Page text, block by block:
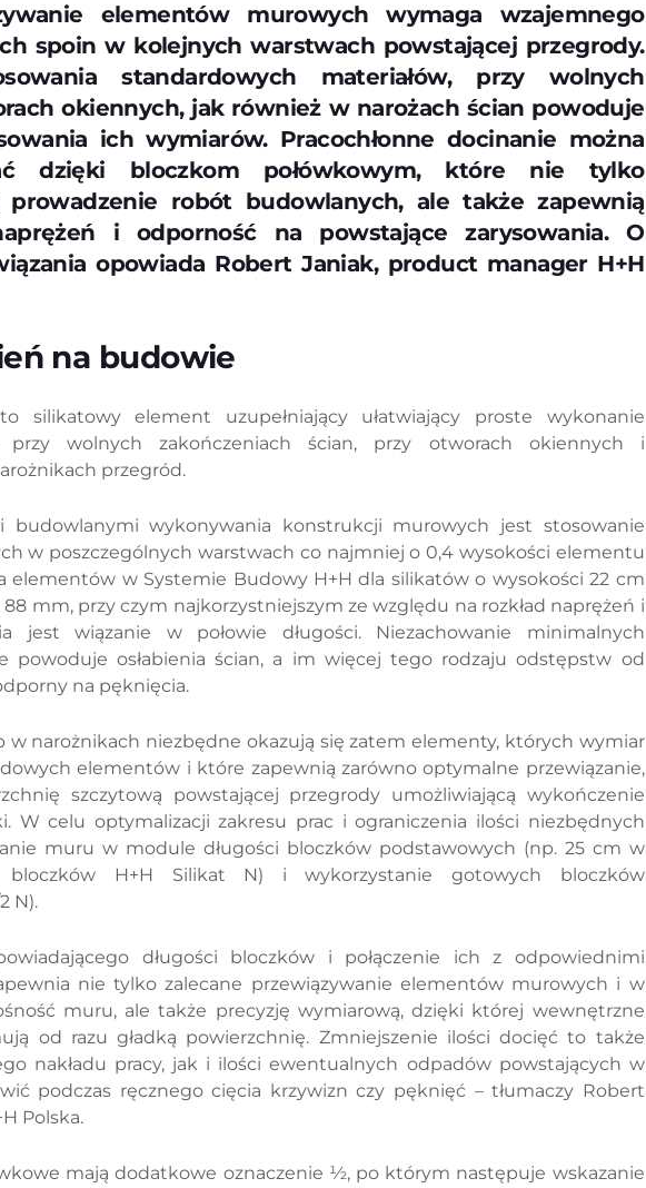
elementów murowych wymaga wzajemnego
spoin w kolejnych warstwach powstającej przegrody.
standardowych materiałów, przy wolnych
okiennych, jak również w narożach ścian powoduje
ich wymiarów. Pracochłonne docinanie można
dzięki bloczkom połówkowym, które nie tylko
prowadzenie robót budowlanych, ale także zapewnią
i odporność na powstające zarysowania. O
opowiada Robert Janiak, product manager H+H
na budowie
silikatowy element uzupełniający ułatwiający proste wykonanie
przy wolnych zakończeniach ścian, przy otworach okiennych i
przegród.
budowlanymi wykonywania konstrukcji murowych jest stosowanie
w poszczególnych warstwach co najmniej o 0,4 wysokości elementu
elementów w Systemie Budowy H+H dla silikatów o wysokości 22 cm
mm, przy czym najkorzystniejszym ze względu na rozkład naprężeń i
jest wiązanie w połowie długości. Niezachowanie minimalnych
powoduje osłabienia ścian, a im więcej tego rodzaju odstępstw od
na pęknięcia.
narożnikach niezbędne okazują się zatem elementy, których wymiar
elementów i które zapewnią zarówno optymalne przewiązanie,
szczytową powstającej przegrody umożliwiającą wykończenie
W celu optymalizacji zakresu prac i ograniczenia ilości niezbędnych
muru w module długości bloczków podstawowych (np. 25 cm w
bloczków H+H Silikat N) i wykorzystanie gotowych bloczków
N).
długości bloczków i połączenie ich z odpowiednimi
nie tylko zalecane przewiązywanie elementów murowych i w
muru, ale także precyzję wymiarową, dzięki której wewnętrzne
od razu gładką powierzchnię. Zmniejszenie ilości docięć to także
nakładu pracy, jak i ilości ewentualnych odpadów powstających w
podczas ręcznego cięcia krzywizn czy pęknięć – tłumaczy Robert
Polska.
mają dodatkowe oznaczenie ½, po którym następuje wskazanie